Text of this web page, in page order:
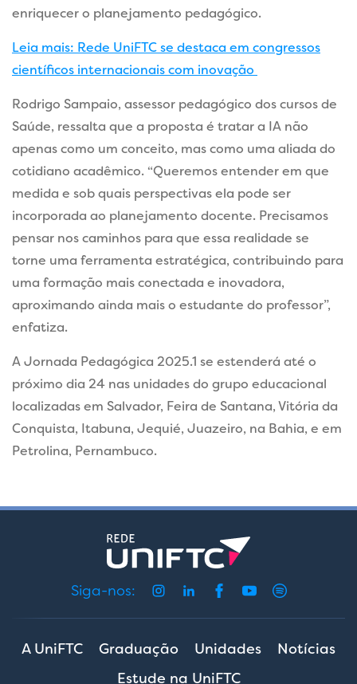
enriquecer o planejamento pedagógico.
Leia mais: Rede UniFTC se destaca em congressos
científicos internacionais com inovação
Rodrigo Sampaio, assessor pedagógico dos cursos de
Saúde, ressalta que a proposta é tratar a IA não
apenas como um conceito, mas como uma aliada do
cotidiano acadêmico. “Queremos entender em que
medida e sob quais perspectivas ela pode ser
incorporada ao planejamento docente. Precisamos
pensar nos caminhos para que essa realidade se
torne uma ferramenta estratégica, contribuindo para
uma formação mais conectada e inovadora,
aproximando ainda mais o estudante do professor”,
enfatiza.
A Jornada Pedagógica 2025.1 se estenderá até o
próximo dia 24 nas unidades do grupo educacional
localizadas em Salvador, Feira de Santana, Vitória da
Conquista, Itabuna, Jequié, Juazeiro, na Bahia, e em
Petrolina, Pernambuco.
Siga-nos:
A UniFTC Graduação Unidades
Notícias
Estude na UniFTC